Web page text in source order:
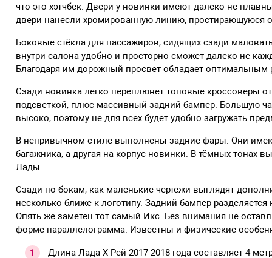
что это хэтчбек. Двери у новинки имеют далеко не
двери нанесли хромированную линию, простирающуюся
Боковые стёкла для пассажиров, сидящих сзади
внутри салона удобно и просторно сможет далеко не
Благодаря им дорожный просвет обладает
Сзади новинка легко переплюнет топовые кроссоверы
подсветкой, плюс массивный задний бампер. Большую
высоко, поэтому не для всех будет удобно загружать
В непривычном стиле выполнены задние фары. Они
багажника, а другая на корпус новинки. В тёмных тонах
Лады.
Сзади по бокам, как маленькие чертежи выглядят
несколько ближе к логотипу. Задний бампер
Опять же заметен тот самый Икс. Без внимания не
форме параллелограмма. Известны и физические
Длина Лада Х Рей 2017 2018 года составляет 4